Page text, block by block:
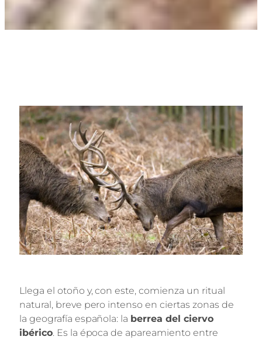
Llega el otoño y, con este, comienza un ritual
natural, breve pero intenso en ciertas zonas de
la geografía española: la berrea del ciervo
ibérico. Es la época de apareamiento entre